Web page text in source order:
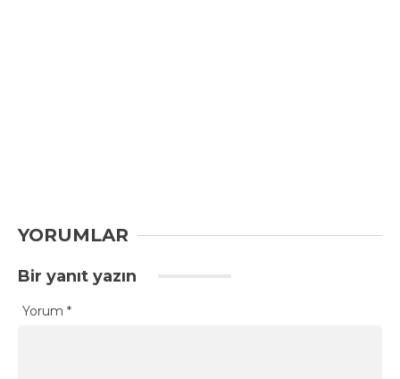
YORUMLAR
Bir yanıt yazın
Yorum *